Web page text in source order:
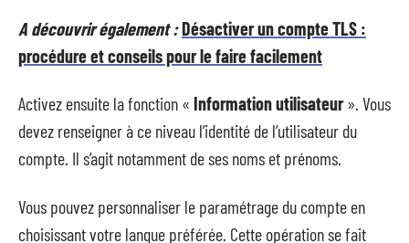
A découvrir également :Désactiver un compte TLS :
procédure et conseils pour le faire facilement
Activez ensuite la fonction « Information utilisateur». Vous
devez renseigner à ce niveau l’identité de l’utilisateur du
compte. Il s’agit notamment de ses noms et prénoms.
Vous pouvez personnaliser le paramétrage du compte en
choisissant votre langue préférée. Cette opération se fait